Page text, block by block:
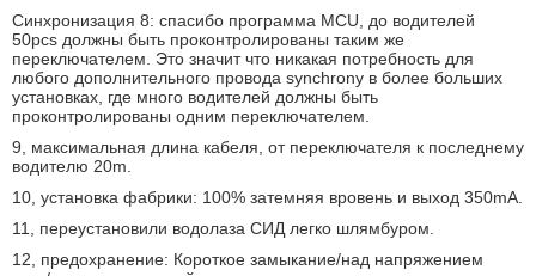
Синхронизация 8: спасибо программа MCU, до водителей
50pcs должны быть проконтролированы таким же
переключателем. Это значит что никакая потребность для
любого дополнительного провода synchrony в более больших
установках, где много водителей должны быть
проконтролированы одним переключателем.
9, максимальная длина кабеля, от переключателя к последнему
водителю 20m.
10, установка фабрики: 100% затемняя вровень и выход 350mA.
11, переустановили водолаза СИД легко шлямбуром.
12, предохранение: Короткое замыкание/над напряжением